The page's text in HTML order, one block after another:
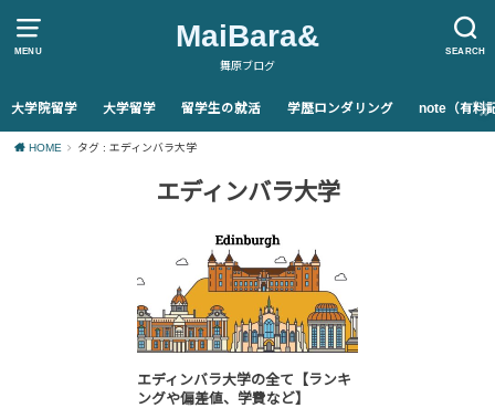
MENU SEARCH
MaiBara&
舞原ブログ
大学院留学 大学留学 留学生の就活 学歴ロンダリング note（有料
HOME タグ : エディンバラ大学
エディンバラ大学
エディンバラ大学の全て【ランキ
ングや偏差値、学費など】